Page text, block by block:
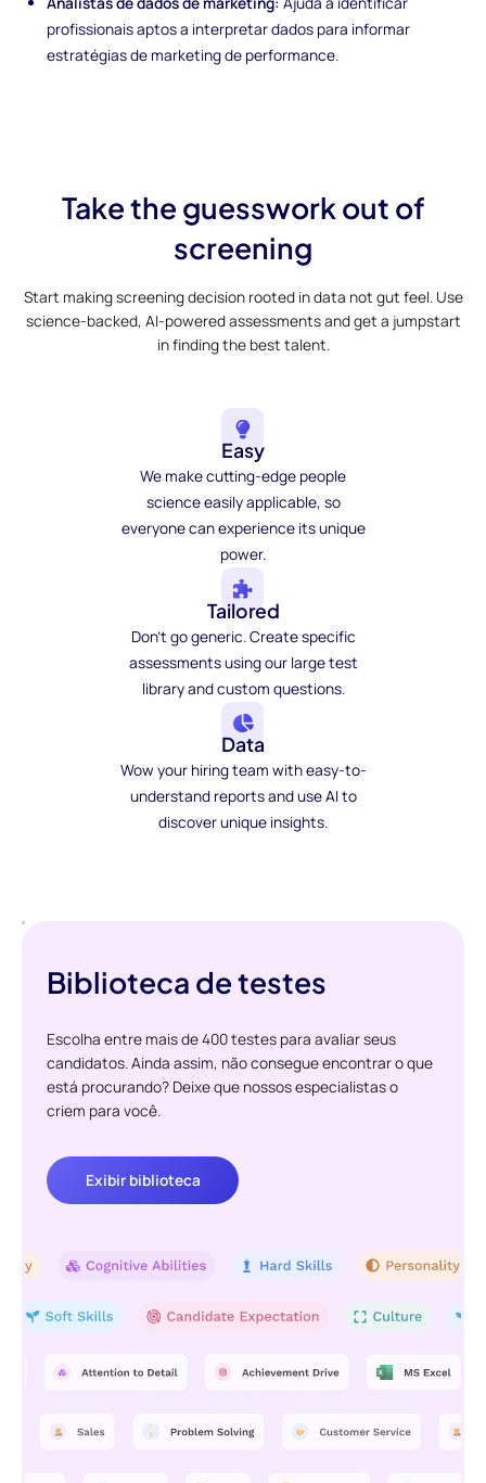
profissionais aptos a interpretar dados para informar
estratégias de marketing de performance.
Take the guesswork out of
screening
Start making screening decision rooted in data not gut feel. Use
science-backed, AI-powered assessments and get a jumpstart
in finding the best talent.
Easy
We make cutting-edge people
science easily applicable, so
everyone can experience its unique
power.
Tailored
Don't go generic. Create specific
assessments using our large test
library and custom questions.
Data
Wow your hiring team with easy-to-
understand reports and use AI to
discover unique insights.
Biblioteca de testes
Escolha entre mais de 400 testes para avaliar seus
candidatos. Ainda assim, não consegue encontrar o que
está procurando? Deixe que nossos especialistas o
criem para você.
Exibir biblioteca